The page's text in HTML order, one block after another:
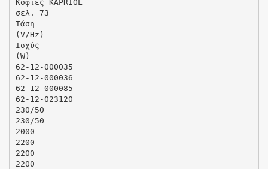
Κόφτες KAPRIOL
σελ. 73
Τάση
(V/Hz)
Ισχύς
(W)
62-12-000035
62-12-000036
62-12-000085
62-12-023120
230/50
230/50
2000
2200
2200
2200